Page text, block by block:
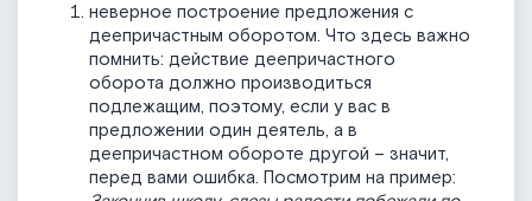
неверное построение предложения с
деепричастным оборотом. Что здесь важно
помнить: действие деепричастного
оборота должно производиться
подлежащим, поэтому, если у вас в
предложении один деятель, а в
деепричастном обороте другой – значит,
перед вами ошибка. Посмотрим на пример: